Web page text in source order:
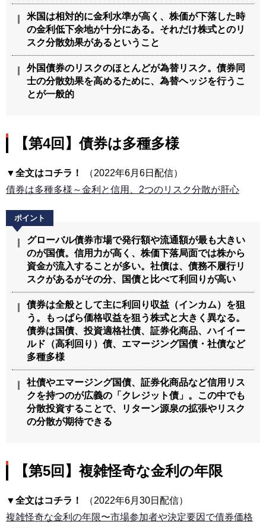
米国は相対的に金利水準が高く、株価が下落した時
の金利低下余地が十分にある。それだけ株式とのリ
スク分散効果があるということ
外国債券のリスクのほとんどが為替リスク。債券同
士の分散効果を高めるために、為替ヘッジを行うこ
とが一般的
【第4回】債券は多種多様
▼全文はコチラ！
（2022年6月6日配信）
債券は多種多様～金利と信用、2つのリスク分散が肝心
グローバル債券市場で発行額や流通額が最も大きい
のが国債。信用力が高く、株価下落局面では株から
資金が流入することが多い。社債は、債務不履行リ
スクがあるがその分、国債と比べて利回りが高い
債券は全般として主に利回り収益（インカム）を狙
う。もっぱら価格収益を狙う株式と大きく異なる。
債券は国債、投資適格社債、証券化商品、ハイイー
ルド（高利回り）債、エマージング国債・社債など
多種多様
社債やエマージング国債、証券化商品など信用リス
クを持つのが広義の「クレジット債」。この中でも
分散投資することで、リターン源泉の拡張やリスク
の分散が期待できる
【第5回】複雑怪奇な金利の年限
▼全文はコチラ！
（2022年6月30日配信）
複雑怪奇な金利の年限〜市場参加者や決定要因で債券価格